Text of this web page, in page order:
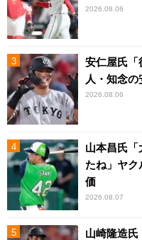
2026.08.06
安仁屋氏「
人・知念
2026.08.06
山本昌氏「
たね」ヤ
価
2026.08.07
山崎隆造